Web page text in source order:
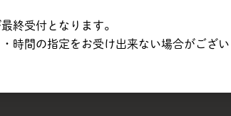
終受付となります。
時間の指定をお受け出来ない場合がござ